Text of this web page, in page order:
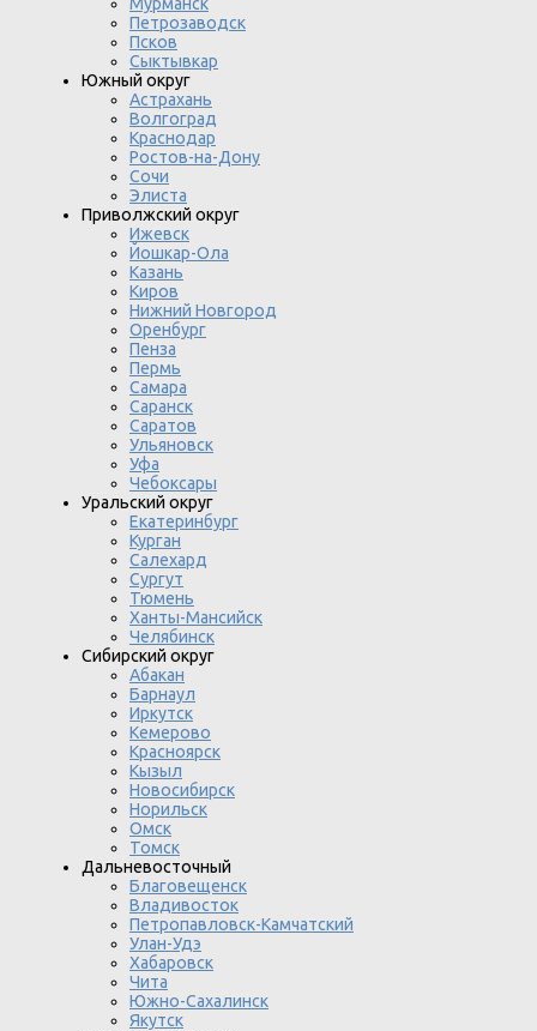
Петрозаводск
Псков
Сыктывкар
Южный округ
Астрахань
Волгоград
Краснодар
Ростов-на-Дону
Сочи
Элиста
Приволжский округ
Ижевск
Йошкар-Ола
Казань
Киров
Нижний Новгород
Оренбург
Пенза
Пермь
Самара
Саранск
Саратов
Ульяновск
Уфа
Чебоксары
Уральский округ
Екатеринбург
Курган
Салехард
Сургут
Тюмень
Ханты-Мансийск
Челябинск
Сибирский округ
Абакан
Барнаул
Иркутск
Кемерово
Красноярск
Кызыл
Новосибирск
Норильск
Омск
Томск
Дальневосточный
Благовещенск
Владивосток
Петропавловск-Камчатский
Улан-Удэ
Хабаровск
Чита
Южно-Сахалинск
Якутск